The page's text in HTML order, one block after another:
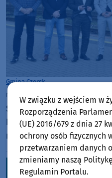
Gmina Czersk
niedziela, 12 lipca 2026, 08:27
Samorządowcy z kilku
PKP PLK. Tematem były
regionie
W związku z wejściem w
Rozporządzenia
(UE) 2016/679 z dnia 27
ochrony osób fizycznych
przetwarzaniem danych
zmieniamy naszą
Regulamin Portalu.